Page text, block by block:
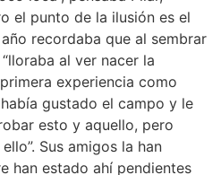
el punto de la ilusión es el
recordaba que al sembrar
al ver nacer la
experiencia como
gustado el campo y le
esto y aquello, pero
Sus amigos la han
han estado ahí pendientes